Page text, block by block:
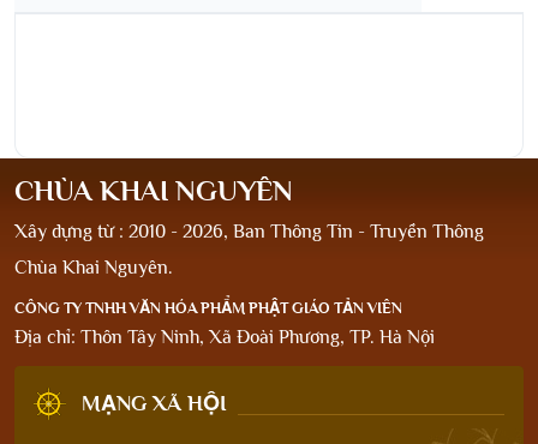
CHÙA KHAI NGUYÊN
Xây dựng từ : 2010 - 2026, Ban Thông Tin - Truyền Thông
Chùa Khai Nguyên.
CÔNG TY TNHH VĂN HÓA PHẨM PHẬT GIÁO TẢN VIÊN
Địa chỉ: Thôn Tây Ninh, Xã Đoài Phương, TP. Hà Nội
MẠNG XÃ HỘI